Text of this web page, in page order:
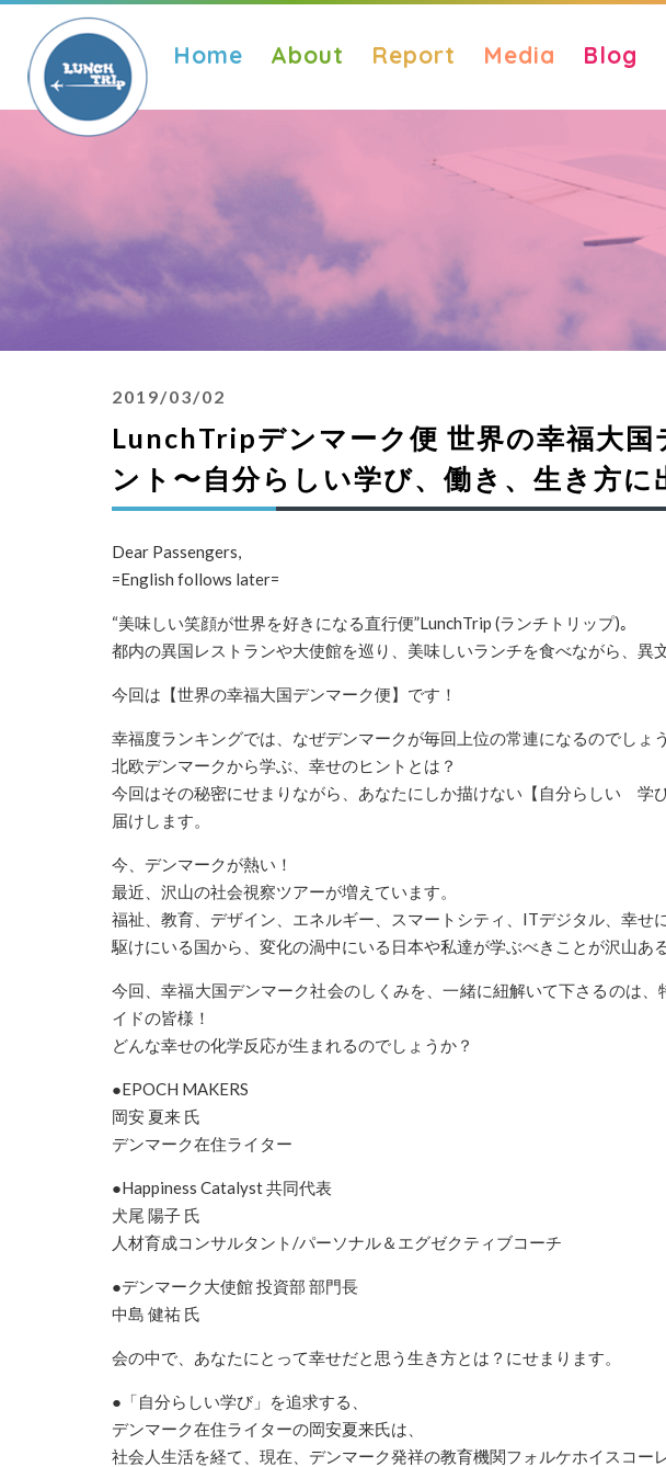
Home About Report Media Blog
2019/03/02
LunchTripデンマーク便 世界の幸福大国
ント〜自分らしい学び、働き、生き方に
Dear Passengers,
=English follows later=
“美味しい笑顔が世界を好きになる直行便”LunchTrip (ランチトリップ)｡
都内の異国レストランや大使館を巡り、美味しいランチを食べながら、異
今回は【世界の幸福大国デンマーク便】です！
幸福度ランキングでは、なぜデンマークが毎回上位の常連になるのでしょ
北欧デンマークから学ぶ、幸せのヒントとは？
今回はその秘密にせまりながら、あなたにしか描けない【自分らしい 学び
届けします。
今、 デンマークが熱い！
最近、沢山の社会視察ツアーが増えています。
福祉、教育、デザイン、エネルギー、スマートシティ、ITデジタ ル、幸せ
駆けにいる国から、 変化の渦中にいる日本や私達が学ぶべきことが沢山あ
今回、幸福大国デンマーク社会のしくみを、一緒に紐解いて下さるのは、
イドの皆様！
どんな幸せの化学反応が生まれるのでしょうか？
●EPOCH MAKERS
岡安 夏来 氏
デンマーク在住ライター
●Happiness Catalyst 共同代表
犬尾 陽子 氏
人材育成コンサルタント/パーソナル＆エグゼクティブコーチ
●デンマーク大使館 投資部 部門長
中島 健祐 氏
会の中で、あなたにとって幸せだと思う生き方とは？にせまります。
●「自分らしい学び」を追求する、
デンマーク在住ライターの岡安夏来氏は、
社会人生活を経て、現在、 デンマーク発祥の教育機関フォルケホイ スコー